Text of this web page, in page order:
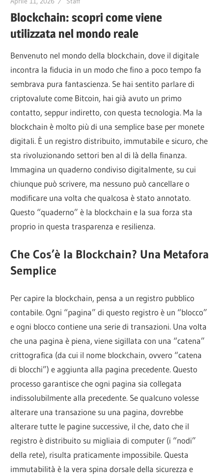
Blockchain: scopri come viene
utilizzata nel mondo reale
Benvenuto nel mondo della blockchain, dove il digitale
incontra la fiducia in un modo che fino a poco tempo fa
sembrava pura fantascienza. Se hai sentito parlare di
criptovalute come Bitcoin, hai già avuto un primo
contatto, seppur indiretto, con questa tecnologia. Ma la
blockchain è molto più di una semplice base per monete
digitali. È un registro distribuito, immutabile e sicuro, che
sta rivoluzionando settori ben al di là della finanza.
Immagina un quaderno condiviso digitalmente, su cui
chiunque può scrivere, ma nessuno può cancellare o
modificare una volta che qualcosa è stato annotato.
Questo “quaderno” è la blockchain e la sua forza sta
proprio in questa trasparenza e resilienza.
Che Cos’è la Blockchain? Una Metafora
Semplice
Per capire la blockchain, pensa a un registro pubblico
contabile. Ogni “pagina” di questo registro è un “blocco”
e ogni blocco contiene una serie di transazioni. Una volta
che una pagina è piena, viene sigillata con una “catena”
crittografica (da cui il nome blockchain, ovvero “catena
di blocchi”) e aggiunta alla pagina precedente. Questo
processo garantisce che ogni pagina sia collegata
indissolubilmente alla precedente. Se qualcuno volesse
alterare una transazione su una pagina, dovrebbe
alterare tutte le pagine successive, il che, dato che il
registro è distribuito su migliaia di computer (i “nodi”
della rete), risulta praticamente impossibile. Questa
immutabilità è la vera spina dorsale della sicurezza e